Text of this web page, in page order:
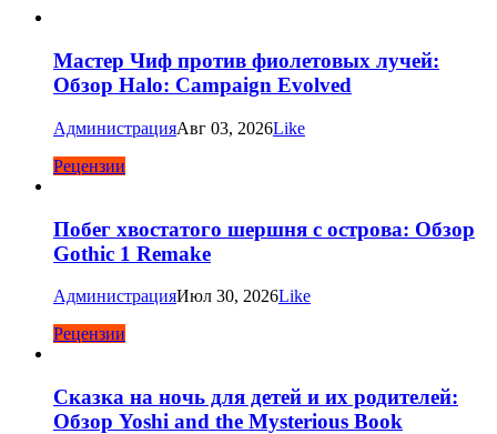
Мастер Чиф против фиолетовых лучей:
Обзор Halo: Campaign Evolved
АдминистрацияАвг 03, 2026Like
Рецензии
Побег хвостатого шершня с острова: Обзор
Gothic 1 Remake
АдминистрацияИюл 30, 2026Like
Рецензии
Сказка на ночь для детей и их родителей:
Обзор Yoshi and the Mysterious Book